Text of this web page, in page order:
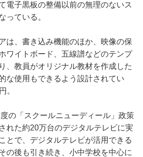
電子黒板の整備以前の無理のないス
っている。
は、書き込み機能のほか、映像の保
ワイトボード、五線譜などのテンプ
、教員がオリジナル教材を作成した
な使用もできるよう設計されてい
。
の「スクールニューディール」政策
れた約20万台のデジタルテレビに実
とで、デジタルテレビが活用できる
の後も引き続き、小中学校を中心に